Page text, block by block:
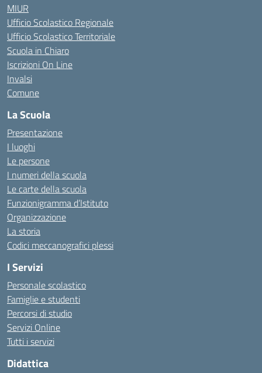
MIUR
Ufficio Scolastico Regionale
Ufficio Scolastico Territoriale
Scuola in Chiaro
Iscrizioni On Line
Invalsi
Comune
La Scuola
Presentazione
I luoghi
Le persone
I numeri della scuola
Le carte della scuola
Funzionigramma d’Istituto
Organizzazione
La storia
Codici meccanografici plessi
I Servizi
Personale scolastico
Famiglie e studenti
Percorsi di studio
Servizi Online
Tutti i servizi
Didattica